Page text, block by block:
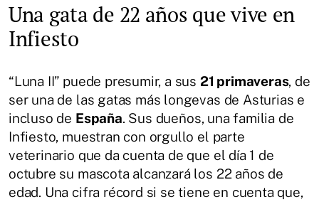
Una gata de 22 años que vive en
Infiesto
“Luna II” puede presumir, a sus 21 primaveras, de
ser una de las gatas más longevas de Asturias e
incluso de España. Sus dueños, una familia de
Infiesto, muestran con orgullo el parte
veterinario que da cuenta de que el día 1 de
octubre su mascota alcanzará los 22 años de
edad. Una cifra récord si se tiene en cuenta que,